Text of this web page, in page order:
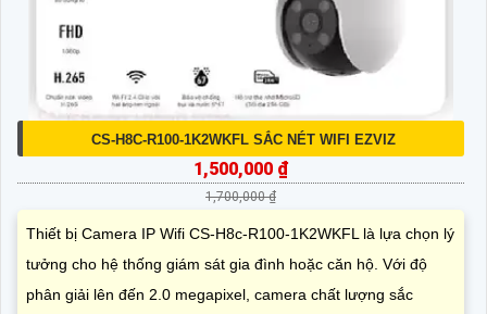
CS-H8C-R100-1K2WKFL SẮC NÉT WIFI EZVIZ
1,500,000 ₫
1,700,000 ₫
Thiết bị Camera IP Wifi CS-H8c-R100-1K2WKFL là lựa chọn lý
tưởng cho hệ thống giám sát gia đình hoặc căn hộ. Với độ
phân giải lên đến 2.0 megapixel, camera chất lượng sắc